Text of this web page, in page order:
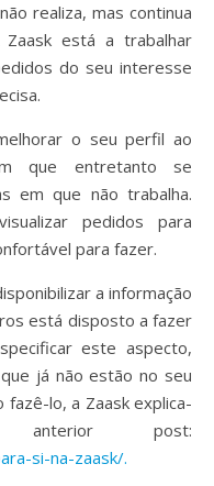
realiza, mas continua
está a trabalhar
do seu interesse
o seu perfil ao
que entretanto se
em que não trabalha.
pedidos para
para fazer.
a informação
está disposto a fazer
este aspecto,
já não estão no seu
fazê-lo, a Zaask explica-
post:
si-na-zaask/.